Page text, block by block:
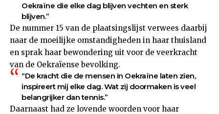
Oekraïne die elke dag blijven vechten en sterk
blijven.”
De nummer 15 van de plaatsingslijst verwees daarbij
naar de moeilijke omstandigheden in haar thuisland
en sprak haar bewondering uit voor de veerkracht
van de Oekraïense bevolking.
“De kracht die de mensen in Oekraïne laten zien,
inspireert mij elke dag. Wat zij doormaken is veel
belangrijker dan tennis.”
Daarnaast had ze lovende woorden voor haar